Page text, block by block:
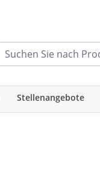
Stellenangebote